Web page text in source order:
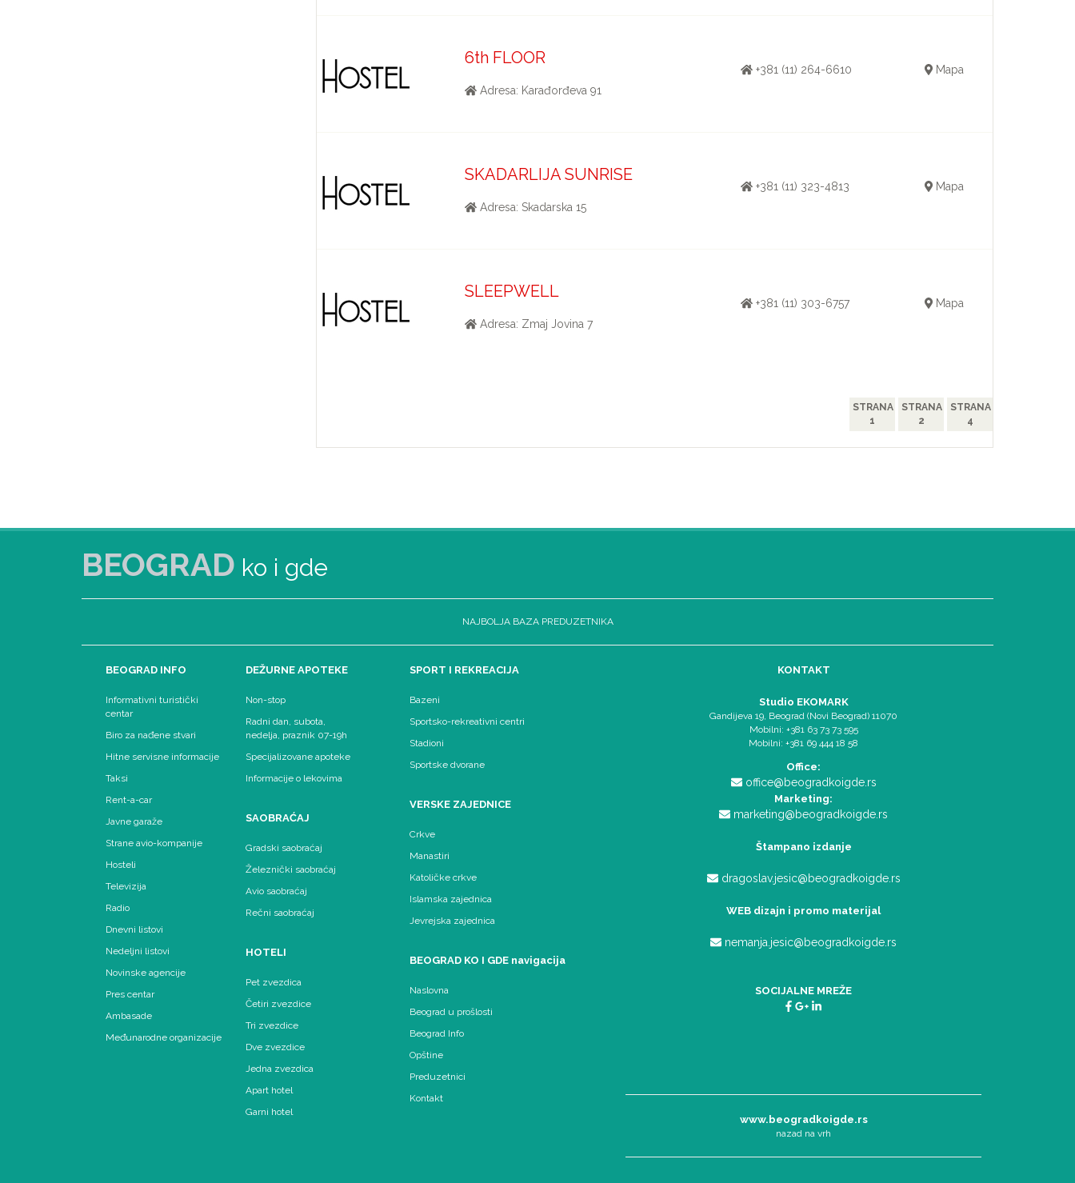
6th FLOOR
Adresa: Karađorđeva 91
+381 (11) 264-6610 Mapa
SKADARLIJA SUNRISE
Adresa: Skadarska 15
+381 (11) 323-4813 Mapa
SLEEPWELL
Adresa: Zmaj Jovina 7
+381 (11) 303-6757 Mapa
STRANA
1
STRANA
2
STRANA
4
BEOGRAD ko i gde
NAJBOLJA BAZA PREDUZETNIKA
BEOGRAD INFO
Informativni turistički
centar
Biro za nađene stvari
Hitne servisne informacije
Taksi
Rent-a-car
Javne garaže
Strane avio-kompanije
Hosteli
Televizija
Radio
Dnevni listovi
Nedeljni listovi
Novinske agencije
Pres centar
Ambasade
Međunarodne organizacije
DEŽURNE APOTEKE
Non-stop
Radni dan, subota,
nedelja, praznik 07-19h
Specijalizovane apoteke
Informacije o lekovima
SAOBRAĆAJ
Gradski saobraćaj
Železnički saobraćaj
Avio saobraćaj
Rečni saobraćaj
HOTELI
Pet zvezdica
Četiri zvezdice
Tri zvezdice
Dve zvezdice
Jedna zvezdica
Apart hotel
Garni hotel
SPORT I REKREACIJA
Bazeni
Sportsko-rekreativni centri
Stadioni
Sportske dvorane
VERSKE ZAJEDNICE
Crkve
Manastiri
Katoličke crkve
Islamska zajednica
Jevrejska zajednica
BEOGRAD KO I GDE navigacija
Naslovna
Beograd u prošlosti
Beograd Info
Opštine
Preduzetnici
Kontakt
KONTAKT
Studio EKOMARK
Gandijeva 19, Beograd (Novi Beograd) 11070
Mobilni: +381 63 73 73 595
Mobilni: +381 69 444 18 58
Office:
office@beogradkoigde.rs
Marketing:
marketing@beogradkoigde.rs
Štampano izdanje
dragoslav.jesic@beogradkoigde.rs
WEB dizajn i promo materijal
nemanja.jesic@beogradkoigde.rs
SOCIJALNE MREŽE
www.beogradkoigde.rs
nazad na vrh